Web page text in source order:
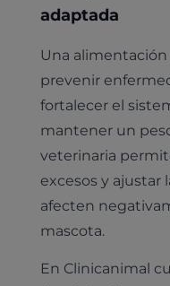
adaptada
Una alimentación
prevenir
fortalecer el
mantener un
veterinaria
excesos y ajustar
afecten
mascota.
En Clinicanimal